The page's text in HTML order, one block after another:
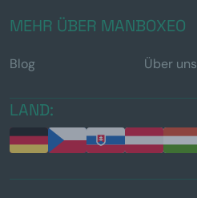
MEHR ÜBER MANBOXEO
Blog Über uns
LAND: